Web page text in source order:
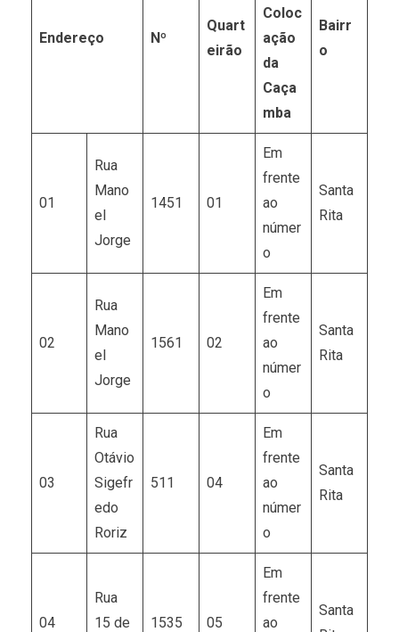
Endereço Nº
Quart
eirão
Coloc
ação
da
Caça
mba
Bairr
o
01
Rua
Mano
el
Jorge
1451 01
Em
frente
ao
númer
o
Santa
Rita
02
Rua
Mano
el
Jorge
1561 02
Em
frente
ao
númer
o
Santa
Rita
03
Rua
Otávio
Sigefr
edo
Roriz
511 04
Em
frente
ao
númer
o
Santa
Rita
04
Rua
15 de
1535 05
Em
frente
ao
Santa